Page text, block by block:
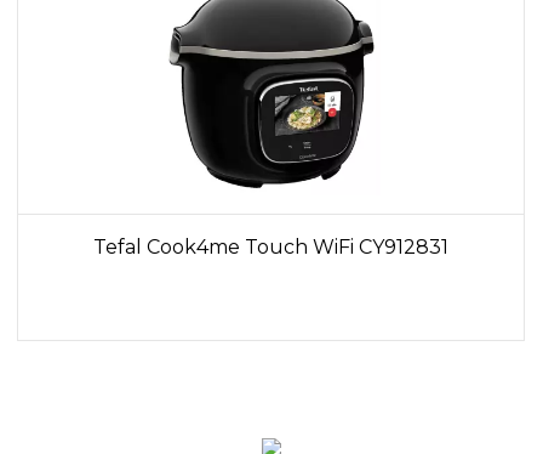
Tefal Cook4me Touch WiFi CY912831